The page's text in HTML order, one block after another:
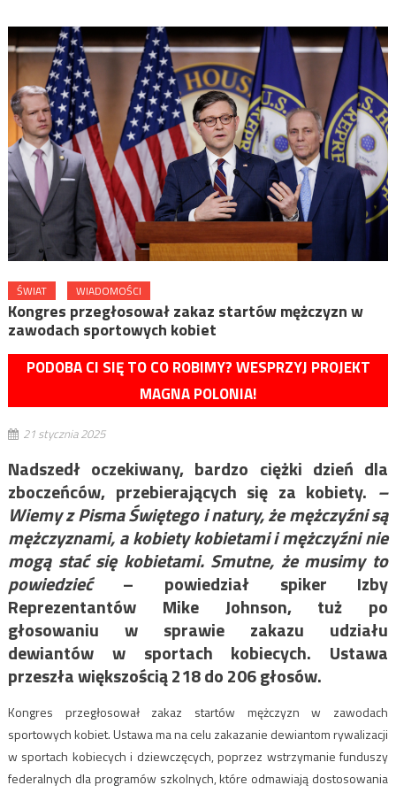
ŚWIAT WIADOMOŚCI
Kongres przegłosował zakaz startów mężczyzn w
zawodach sportowych kobiet
PODOBA CI SIĘ TO CO ROBIMY? WESPRZYJ PROJEKT
MAGNA POLONIA!
21 stycznia 2025
Nadszedł oczekiwany, bardzo ciężki dzień dla
zboczeńców, przebierających się za kobiety. –
Wiemy z Pisma Świętego i natury, że mężczyźni są
mężczyznami, a kobiety kobietami i mężczyźni nie
mogą stać się kobietami. Smutne, że musimy to
powiedzieć– powiedział spiker Izby
Reprezentantów Mike Johnson, tuż po
głosowaniu w sprawie zakazu udziału
dewiantów w sportach kobiecych. Ustawa
przeszła większością 218 do 206 głosów.
Kongres przegłosował zakaz startów mężczyzn w zawodach
sportowych kobiet. Ustawa ma na celu zakazanie dewiantom rywalizacji
w sportach kobiecych i dziewczęcych, poprzez wstrzymanie funduszy
federalnych dla programów szkolnych, które odmawiają dostosowania